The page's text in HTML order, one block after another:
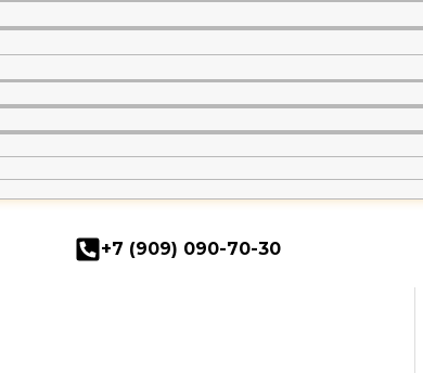
+7 (909) 090-70-30